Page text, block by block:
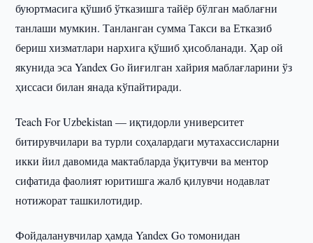
буюртмасига қўшиб ўтказишга тайёр бўлган маблағни
танлаши мумкин. Танланган сумма Такси ва Етказиб
бериш хизматлари нархига қўшиб ҳисобланади. Ҳар ой
якунида эса Yandex Go йиғилган хайрия маблағларини ўз
ҳиссаси билан янада кўпайтиради.
Teach For Uzbekistan — иқтидорли университет
битирувчилари ва турли соҳалардаги мутахассисларни
икки йил давомида мактабларда ўқитувчи ва ментор
сифатида фаолият юритишга жалб қилувчи нодавлат
нотижорат ташкилотидир.
Фойдаланувчилар ҳамда Yandex Go томонидан